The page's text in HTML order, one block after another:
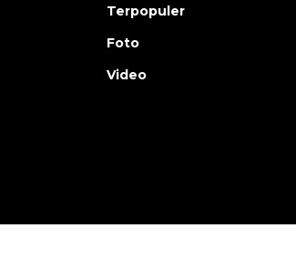
Terpopuler
Foto
Video